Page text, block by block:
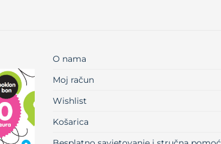
O nama
Moj račun
Wishlist
Košarica